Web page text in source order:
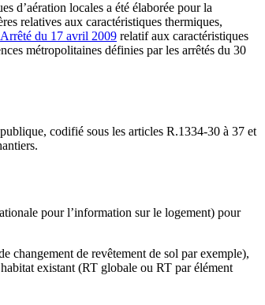
d’aération locales a été élaborée pour la
relatives aux caractéristiques thermiques,
Arrêté du 17 avril 2009 relatif aux caractéristiques
métropolitaines définies par les arrêtés du 30
codifié sous les articles R.1334-30 à 37 et
pour l’information sur le logement) pour
changement de revêtement de sol par exemple),
existant (RT globale ou RT par élément